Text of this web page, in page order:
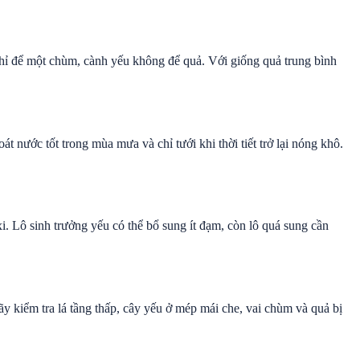
để một chùm, cành yếu không để quả. Với giống quả trung bình
nước tốt trong mùa mưa và chỉ tưới khi thời tiết trở lại nóng khô.
Lô sinh trưởng yếu có thể bổ sung ít đạm, còn lô quá sung cần
kiểm tra lá tầng thấp, cây yếu ở mép mái che, vai chùm và quả bị